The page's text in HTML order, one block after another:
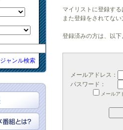
ジャンル検索
マイリストに登録す
また登録をされてな
登録済みの方は、以
メールアドレス：
パスワード：
メールア